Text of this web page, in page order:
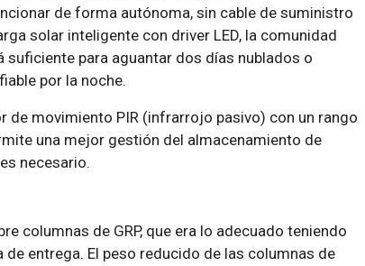
de forma autónoma, sin cable de suministro
solar inteligente con driver LED, la comunidad
para aguantar dos días nublados o
por la noche.
de movimiento PIR (infrarrojo pasivo) con un rango
una mejor gestión del almacenamiento de
necesario.
columnas de GRP, que era lo adecuado teniendo
entrega. El peso reducido de las columnas de